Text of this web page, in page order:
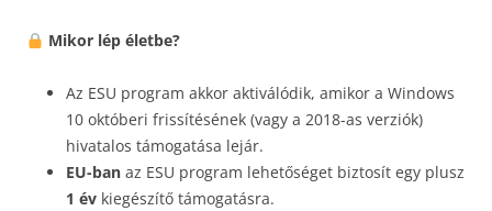
Mikor lép életbe?
Az ESU program akkor aktiválódik, amikor a Windows
10 októberi frissítésének (vagy a 2018-as verziók)
hivatalos támogatása lejár.
EU-ban az ESU program lehetőséget biztosít egy plusz
1 év kiegészítő támogatásra.